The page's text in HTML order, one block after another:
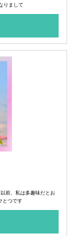
りまして
前、私は多趣味だとお
とつです